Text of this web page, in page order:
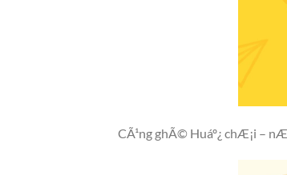
CÃ¹ng ghÃ© Huáº¿ chÆ¡i – nÆ¡i